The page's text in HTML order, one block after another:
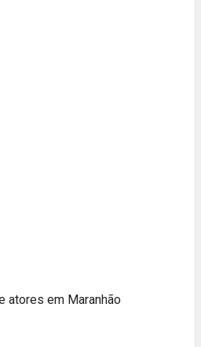
atores em Maranhão